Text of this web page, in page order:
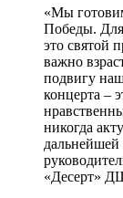
«Мы
Победы. Для
это святой
важно
подвигу
концерта –
никогда
дальнейшей
«Десерт»